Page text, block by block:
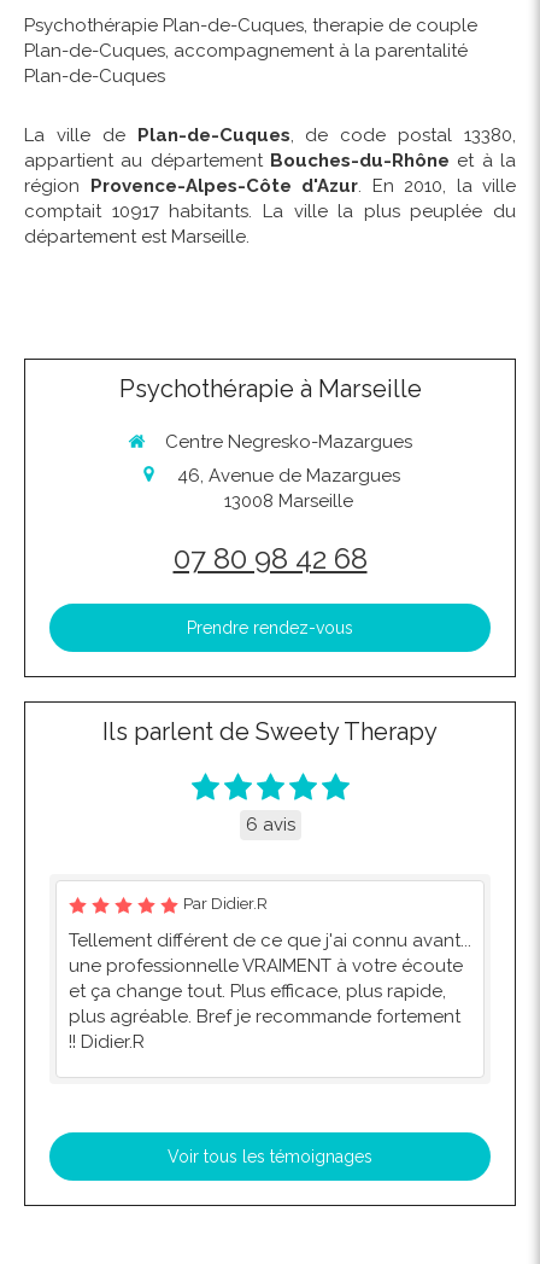
Psychothérapie Plan-de-Cuques, therapie de couple
Plan-de-Cuques, accompagnement à la parentalité
Plan-de-Cuques
La ville de Plan-de-Cuques, de code postal 13380,
appartient au département Bouches-du-Rhône et à la
région Provence-Alpes-Côte d'Azur. En 2010, la ville
comptait 10917 habitants. La ville la plus peuplée du
département est Marseille.
Psychothérapie à Marseille
Centre Negresko-Mazargues
46, Avenue de Mazargues
13008 Marseille
07 80 98 42 68
Prendre rendez-vous
Ils parlent de Sweety Therapy
6 avis
Par Didier.R
Tellement différent de ce que j'ai connu avant...
une professionnelle VRAIMENT à votre écoute
et ça change tout. Plus efficace, plus rapide,
plus agréable. Bref je recommande fortement
!! Didier.R
Voir tous les témoignages